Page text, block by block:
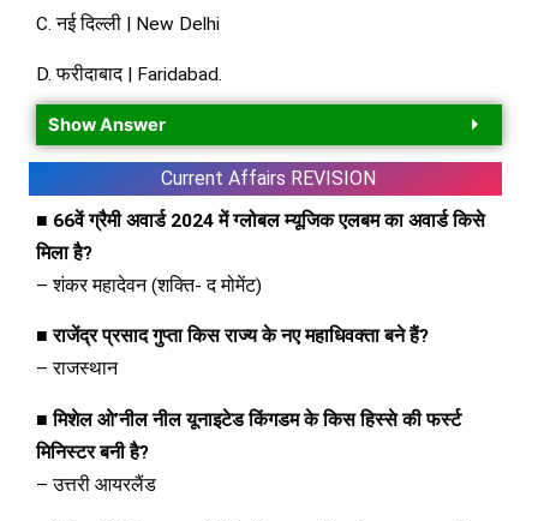
C. नई दिल्ली | New Delhi
D. फरीदाबाद | Faridabad.
Show Answer
Current Affairs REVISION
■ 66वें ग्रैमी अवार्ड 2024 में ग्लोबल म्यूजिक एलबम का अवार्ड किसे
मिला है?
– शंकर महादेवन (शक्ति- द मोमेंट)
■ राजेंद्र प्रसाद गुप्ता किस राज्य के नए महाधिवक्ता बने हैं?
– राजस्थान
■ मिशेल ओ’नील नील यूनाइटेड किंगडम के किस हिस्से की फर्स्ट
मिनिस्टर बनी है?
– उत्तरी आयरलैंड